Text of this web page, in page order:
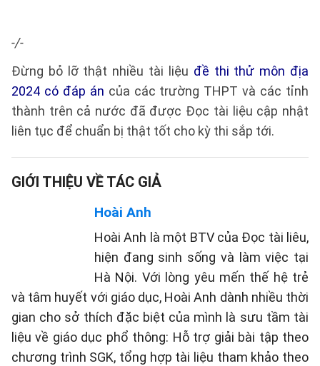
-/-
Đừng bỏ lỡ thật nhiều tài liệu đề thi thử môn địa
2024 có đáp án của các trường THPT và các tỉnh
thành trên cả nước đã được Đọc tài liệu cập nhật
liên tục để chuẩn bị thật tốt cho kỳ thi sắp tới.
GIỚI THIỆU VỀ TÁC GIẢ
Hoài Anh
Hoài Anh là một BTV của Đọc tài liêu,
hiện đang sinh sống và làm việc tại
Hà Nội. Với lòng yêu mến thế hệ trẻ
và tâm huyết với giáo dục, Hoài Anh dành nhiều thời
gian cho sở thích đặc biệt của mình là sưu tầm tài
liệu về giáo dục phổ thông: Hỗ trợ giải bài tập theo
chương trình SGK, tổng hợp tài liệu tham khảo theo